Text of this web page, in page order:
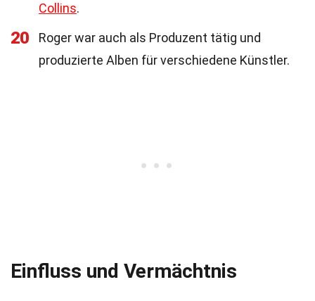
Collins.
20
Roger war auch als Produzent tätig und
produzierte Alben für verschiedene Künstler.
Einfluss und Vermächtnis